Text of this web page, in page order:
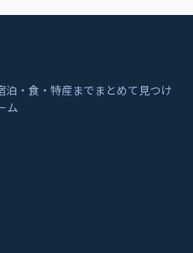
泊・食・特産までまとめて見つけ
ム